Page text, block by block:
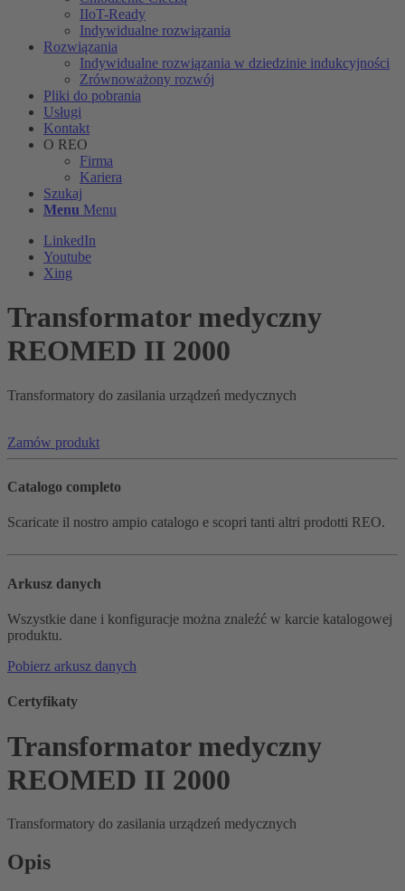
IIoT-Ready
Indywidualne rozwiązania
Rozwiązania
Indywidualne rozwiązania w dziedzinie indukcyjności
Zrównoważony rozwój
Pliki do pobrania
Usługi
Kontakt
O REO
Firma
Kariera
Szukaj
Menu Menu
LinkedIn
Youtube
Xing
Transformator medyczny
REOMED II 2000
Transformatory do zasilania urządzeń medycznych
Zamów produkt
Catalogo completo
Scaricate il nostro ampio catalogo e scopri tanti altri prodotti REO.
Arkusz danych
Wszystkie dane i konfiguracje można znaleźć w karcie katalogowej
produktu.
Pobierz arkusz danych
Certyfikaty
Transformator medyczny
REOMED II 2000
Transformatory do zasilania urządzeń medycznych
Opis